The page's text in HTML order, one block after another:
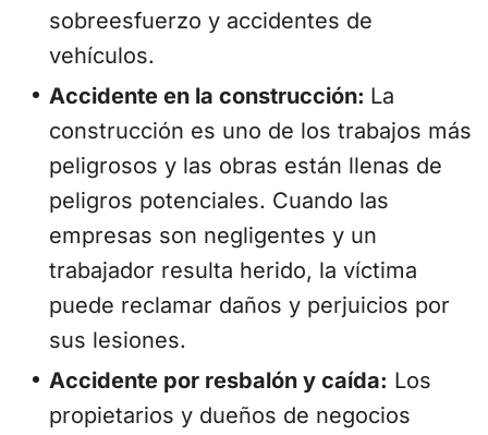
sobreesfuerzo y accidentes de
vehículos.
Accidente en la construcción: La
construcción es uno de los trabajos más
peligrosos y las obras están llenas de
peligros potenciales. Cuando las
empresas son negligentes y un
trabajador resulta herido, la víctima
puede reclamar daños y perjuicios por
sus lesiones.
Accidente por resbalón y caída: Los
propietarios y dueños de negocios